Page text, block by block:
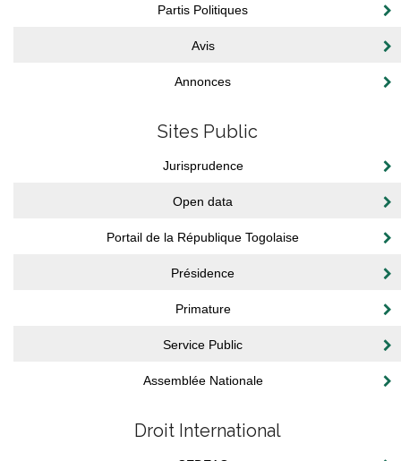
Partis Politiques
Avis
Annonces
Sites Public
Jurisprudence
Open data
Portail de la République Togolaise
Présidence
Primature
Service Public
Assemblée Nationale
Droit International